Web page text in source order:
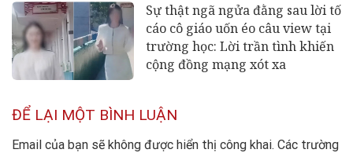
Sự thật ngã ngửa đằng sau lời tố
cáo cô giáo uốn éo câu view tại
trường học: Lời trần tình khiến
cộng đồng mạng xót xa
ĐỂ LẠI MỘT BÌNH LUẬN
Email của bạn sẽ không được hiển thị công khai. Các trường